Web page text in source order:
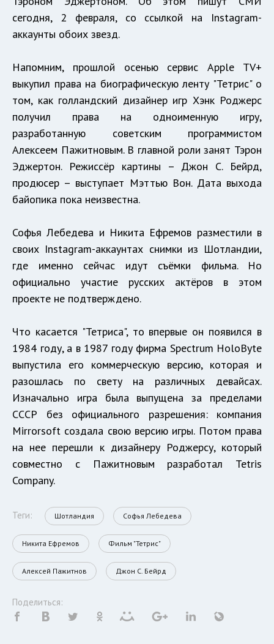
сегодня, 2 февраля, со ссылкой на Instagram-
аккаунты обоих звезд.
Напомним, прошлой осенью сервис Apple TV+
выкупил права на биографическую ленту "Тетрис" о
том, как голландский дизайнер игр Хэнк Роджерс
получил права на одноименную игру,
разработанную советским программистом
Алексеем Пажитновым. В главной роли занят Тэрон
Эджертон. Режиссёр картины – Джон С. Бейрд,
продюсер – выступает Мэттью Вон. Дата выхода
байопика пока неизвестна.
Софья Лебедева и Никита Ефремов разместили в
своих Instagram-аккаунтах снимки из Шотландии,
где именно сейчас идут съёмки фильма. Но
официально участие русских актёров в этом
проекте не подтверждено.
Что касается "Тетриса", то впервые он появился в
1984 году, а в 1987 году фирма Spectrum HoloByte
выпустила его коммерческую версию, которая и
разошлась по свету на различных девайсах.
Изначально игра была выпущена за пределами
СССР без официального разрешения: компания
Mirrorsoft создала свою версию игры. Потом права
на нее перешли к дизайнеру Роджерсу, который
совместно с Пажитновым разработал Tetris
Company.
Теги: Шотландия Софья Лебедева
Никита Ефремов Фильм "Тетрис"
Алексей Пажитнов Джон С. Бейрд
Поделиться: